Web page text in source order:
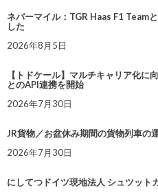
ネバーマイル：TGR Haas F1 Team
した
2026年8月5日
【トドケール】マルチキャリア化
とのAPI連携を開始
2026年7月30日
JR貨物／お盆休み期間の貨物列車の
2026年7月30日
にしてつドイツ現地法人 シュツット